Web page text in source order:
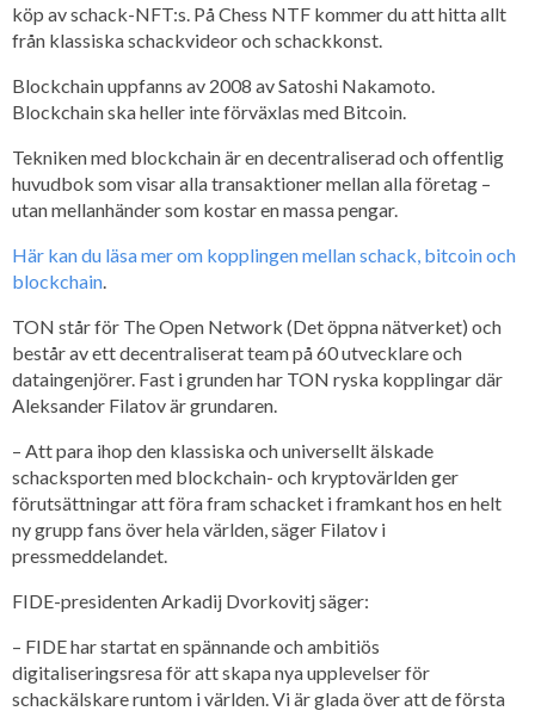
köp av schack-NFT:s. På Chess NTF kommer du att hitta allt
från klassiska schackvideor och schackkonst.
Blockchain uppfanns av 2008 av Satoshi Nakamoto.
Blockchain ska heller inte förväxlas med Bitcoin.
Tekniken med blockchain är en decentraliserad och offentlig
huvudbok som visar alla transaktioner mellan alla företag –
utan mellanhänder som kostar en massa pengar.
Här kan du läsa mer om kopplingen mellan schack, bitcoin och
blockchain.
TON står för The Open Network (Det öppna nätverket) och
består av ett decentraliserat team på 60 utvecklare och
dataingenjörer. Fast i grunden har TON ryska kopplingar där
Aleksander Filatov är grundaren.
– Att para ihop den klassiska och universellt älskade
schacksporten med blockchain- och kryptovärlden ger
förutsättningar att föra fram schacket i framkant hos en helt
ny grupp fans över hela världen, säger Filatov i
pressmeddelandet.
FIDE-presidenten Arkadij Dvorkovitj säger:
– FIDE har startat en spännande och ambitiös
digitaliseringsresa för att skapa nya upplevelser för
schackälskare runtom i världen. Vi är glada över att de första